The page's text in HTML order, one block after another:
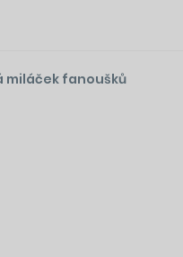
miláček fanoušků